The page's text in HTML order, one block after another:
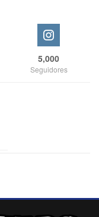
5,000
Seguidores